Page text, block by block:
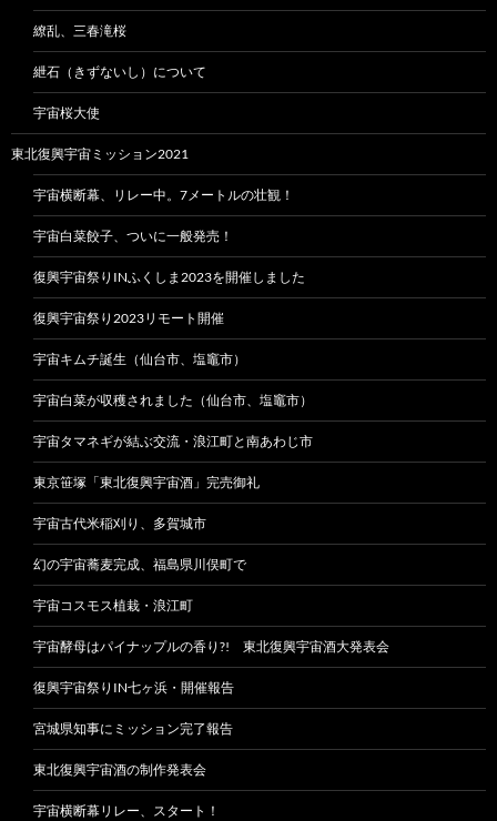
繚乱、三春滝桜
紲石（きずないし）について
宇宙桜大使
東北復興宇宙ミッション2021
宇宙横断幕、リレー中。7メートルの壮観！
宇宙白菜餃子、ついに一般発売！
復興宇宙祭りINふくしま2023を開催しました
復興宇宙祭り2023リモート開催
宇宙キムチ誕生（仙台市、塩竈市）
宇宙白菜が収穫されました（仙台市、塩竈市）
宇宙タマネギが結ぶ交流・浪江町と南あわじ市
東京笹塚「東北復興宇宙酒」完売御礼
宇宙古代米稲刈り、多賀城市
幻の宇宙蕎麦完成、福島県川俣町で
宇宙コスモス植栽・浪江町
宇宙酵母はパイナップルの香り?! 東北復興宇宙酒大発表会
復興宇宙祭りIN七ヶ浜・開催報告
宮城県知事にミッション完了報告
東北復興宇宙酒の制作発表会
宇宙横断幕リレー、スタート！